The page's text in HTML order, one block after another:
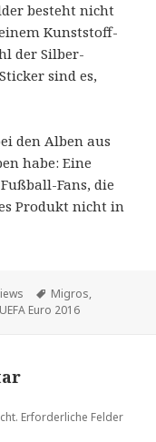
besteht nicht
Kunststoff-
der Silber-
sind es,
den Alben aus
habe: Eine
Fans, die
Produkt nicht in
Schlagwörter
Migros,
UEFA Euro 2016
Erforderliche Felder